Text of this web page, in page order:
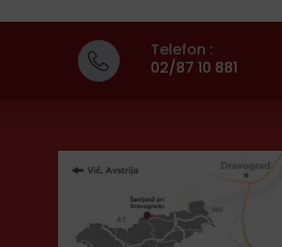
Telefon :
02/87 10 881